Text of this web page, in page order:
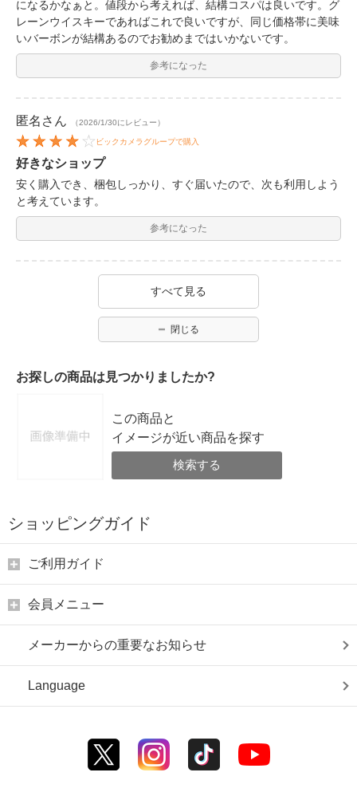
になるかなぁと。値段から考えれば、結構コスパは良いです。グ
レーンウイスキーであればこれで良いですが、同じ価格帯に美味
いバーボンが結構あるのでお勧めまではいかないです。
参考になった
匿名 さん （2026/1/30にレビュー）
ビックカメラグループで購入
好きなショップ
安く購入でき、梱包しっかり、すぐ届いたので、次も利用しよう
と考えています。
参考になった
すべて見る
閉じる
お探しの商品は見つかりましたか?
この商品と
イメージが近い商品を探す
検索する
ショッピングガイド
ご利用ガイド
会員メニュー
メーカーからの重要なお知らせ
Language